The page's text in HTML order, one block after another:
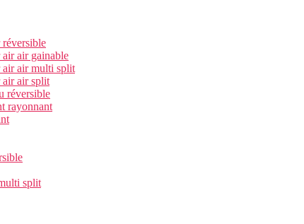
réversible
air air gainable
air air multi split
air air split
réversible
rayonnant
split